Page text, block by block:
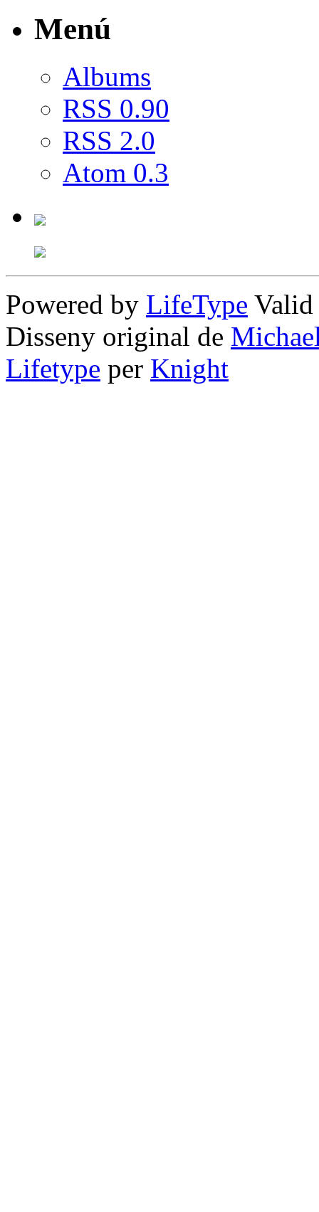
Menú
Albums
RSS 0.90
RSS 2.0
Atom 0.3
Powered by LifeType
Disseny original de
Lifetype per Knight